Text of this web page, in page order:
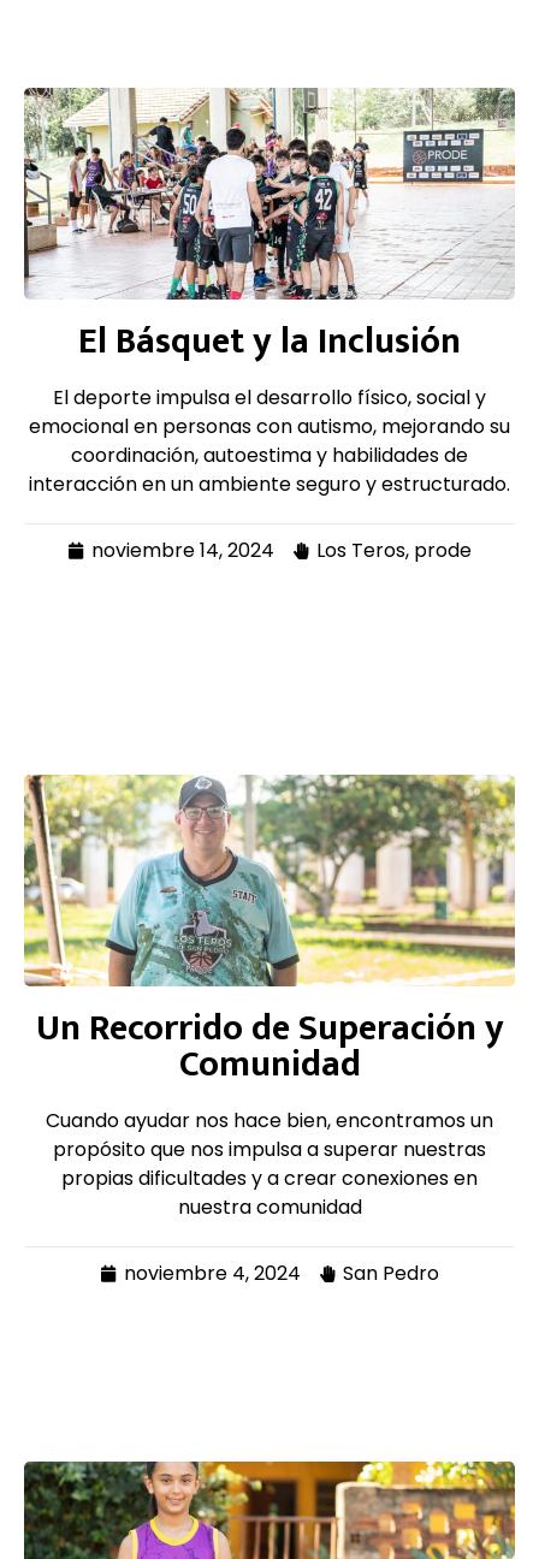
El Básquet y la Inclusión
El deporte impulsa el desarrollo físico, social y
emocional en personas con autismo, mejorando su
coordinación, autoestima y habilidades de
interacción en un ambiente seguro y estructurado.
noviembre 14, 2024 Los Teros, prode
Un Recorrido de Superación y
Comunidad
Cuando ayudar nos hace bien, encontramos un
propósito que nos impulsa a superar nuestras
propias dificultades y a crear conexiones en
nuestra comunidad
noviembre 4, 2024 San Pedro